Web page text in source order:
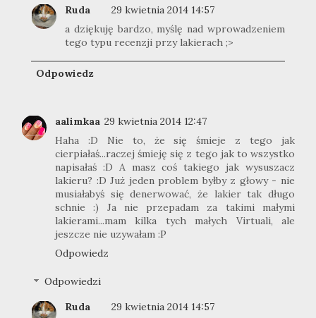
Ruda
29 kwietnia 2014 14:57
a dziękuję bardzo, myślę nad wprowadzeniem
tego typu recenzji przy lakierach ;>
Odpowiedz
aalimkaa 29 kwietnia 2014 12:47
Haha :D Nie to, że się śmieje z tego jak
cierpiałaś...raczej śmieję się z tego jak to wszystko
napisałaś :D A masz coś takiego jak wysuszacz
lakieru? :D Już jeden problem byłby z głowy - nie
musiałabyś się denerwować, że lakier tak długo
schnie :) Ja nie przepadam za takimi małymi
lakierami...mam kilka tych małych Virtuali, ale
jeszcze nie uzywałam :P
Odpowiedz
Odpowiedzi
Ruda
29 kwietnia 2014 14:57